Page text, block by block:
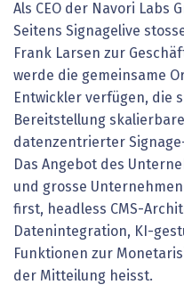
Als CEO der Navori Labs
Seitens Signagelive
Frank Larsen zur
werde die gemeinsame
Entwickler verfügen, die
Bereitstellung
datenzentrierter
Das Angebot des
und grosse
first, headless CMS-
Datenintegration, KI-
Funktionen zur
der Mitteilung heisst.